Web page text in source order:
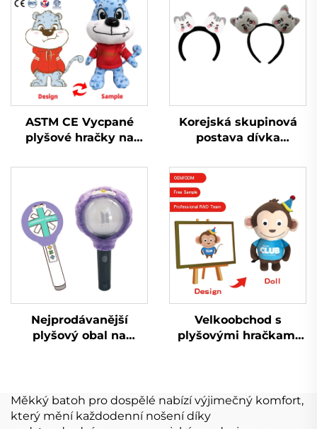
ASTM CE Vycpané
plyšové hračky na
vycpané plyšové
hračky na prodej
Korejská skupinová
postava dívka
plyšová roztomilá
zvířecí čelenka
Nejprodávanější
plyšový obal na
popových hvězd
Hudební koncert
Velkoobchod s
plyšovými hračkami
Měkký batoh pro dospělé nabízí výjimečný komfort,
který mění každodenní nošení díky